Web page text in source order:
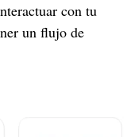
con tu
un flujo de